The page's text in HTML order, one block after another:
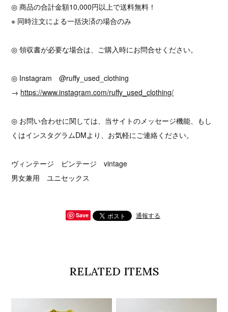
◎ 商品の合計金額10,000円以上で送料無料！
※ 同時注文による一括決済の場合のみ
◎ 領収書が必要な場合は、ご購入時にお問合せください。
◎ Instagram @ruffy_used_clothing
→ https://www.instagram.com/ruffy_used_clothing/
◎ お問い合わせに関しては、当サイトのメッセージ機能、もし
くはインスタグラムDMより、お気軽にご連絡ください。
ヴィンテージ ビンテージ vintage
男女兼用 ユニセックス
Save 通報する
RELATED ITEMS